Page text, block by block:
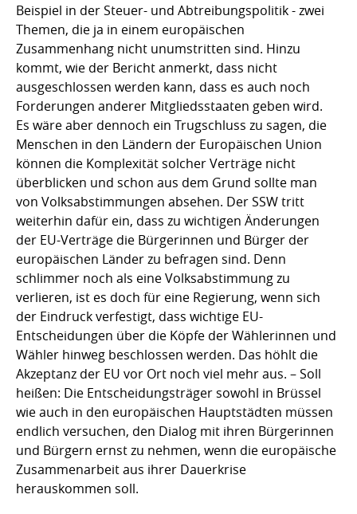
Beispiel in der Steuer- und Abtreibungspolitik - zwei
Themen, die ja in einem europäischen
Zusammenhang nicht unumstritten sind. Hinzu
kommt, wie der Bericht anmerkt, dass nicht
ausgeschlossen werden kann, dass es auch noch
Forderungen anderer Mitgliedsstaaten geben wird.
Es wäre aber dennoch ein Trugschluss zu sagen, die
Menschen in den Ländern der Europäischen Union
können die Komplexität solcher Verträge nicht
überblicken und schon aus dem Grund sollte man
von Volksabstimmungen absehen. Der SSW tritt
weiterhin dafür ein, dass zu wichtigen Änderungen
der EU-Verträge die Bürgerinnen und Bürger der
europäischen Länder zu befragen sind. Denn
schlimmer noch als eine Volksabstimmung zu
verlieren, ist es doch für eine Regierung, wenn sich
der Eindruck verfestigt, dass wichtige EU-
Entscheidungen über die Köpfe der Wählerinnen und
Wähler hinweg beschlossen werden. Das höhlt die
Akzeptanz der EU vor Ort noch viel mehr aus. – Soll
heißen: Die Entscheidungsträger sowohl in Brüssel
wie auch in den europäischen Hauptstädten müssen
endlich versuchen, den Dialog mit ihren Bürgerinnen
und Bürgern ernst zu nehmen, wenn die europäische
Zusammenarbeit aus ihrer Dauerkrise
herauskommen soll.